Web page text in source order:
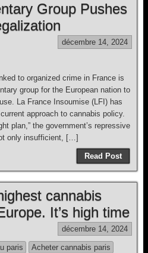
Group Pushes
décembre 14, 2024
to organized crime in France is
group for the European nation to
La France Insoumise (LFI) has
approach to cannabis policy.
plan,” the government’s repressive
only insufficient, […]
Read Post
cannabis
It’s high time
décembre 14, 2024
paris
Acheter cannabis paris